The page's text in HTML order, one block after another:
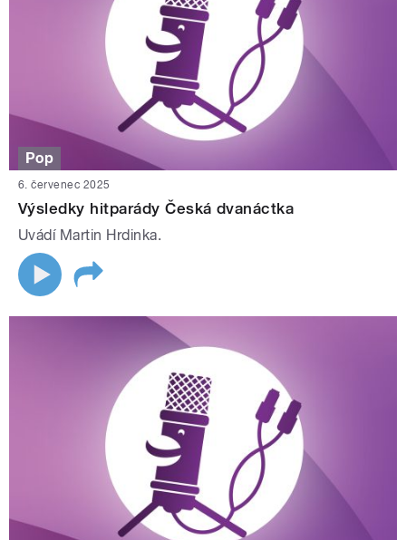
Pop
6. červenec 2025
Výsledky hitparády Česká dvanáctka
Uvádí Martin Hrdinka.